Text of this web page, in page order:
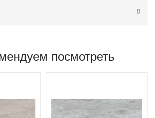
посмотреть